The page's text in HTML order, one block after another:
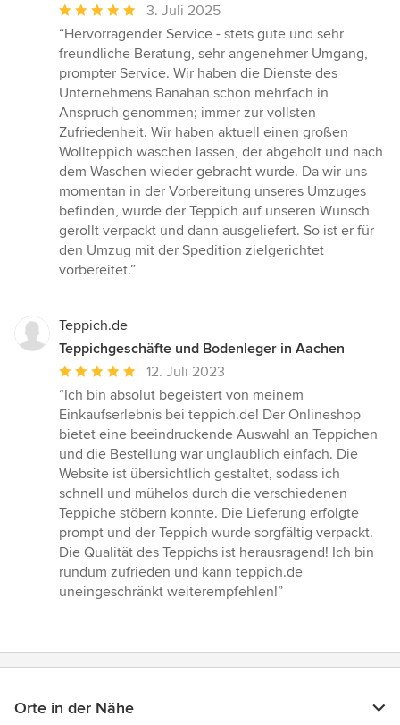
Durchschnittliche
Bewertung:
5
von
5
Sternen
3. Juli 2025
“Hervorragender Service - stets gute und sehr
freundliche Beratung, sehr angenehmer Umgang,
prompter Service. Wir haben die Dienste des
Unternehmens Banahan schon mehrfach in
Anspruch genommen; immer zur vollsten
Zufriedenheit. Wir haben aktuell einen großen
Wollteppich waschen lassen, der abgeholt und nach
dem Waschen wieder gebracht wurde. Da wir uns
momentan in der Vorbereitung unseres Umzuges
befinden, wurde der Teppich auf unseren Wunsch
gerollt verpackt und dann ausgeliefert. So ist er für
den Umzug mit der Spedition zielgerichtet
vorbereitet.”
Teppich.de
Teppichgeschäfte und Bodenleger in Aachen
Durchschnittliche
Bewertung:
5
von
5
Sternen
12. Juli 2023
“Ich bin absolut begeistert von meinem
Einkaufserlebnis bei teppich.de! Der Onlineshop
bietet eine beeindruckende Auswahl an Teppichen
und die Bestellung war unglaublich einfach. Die
Website ist übersichtlich gestaltet, sodass ich
schnell und mühelos durch die verschiedenen
Teppiche stöbern konnte. Die Lieferung erfolgte
prompt und der Teppich wurde sorgfältig verpackt.
Die Qualität des Teppichs ist herausragend! Ich bin
rundum zufrieden und kann teppich.de
uneingeschränkt weiterempfehlen!”
Orte in der Nähe